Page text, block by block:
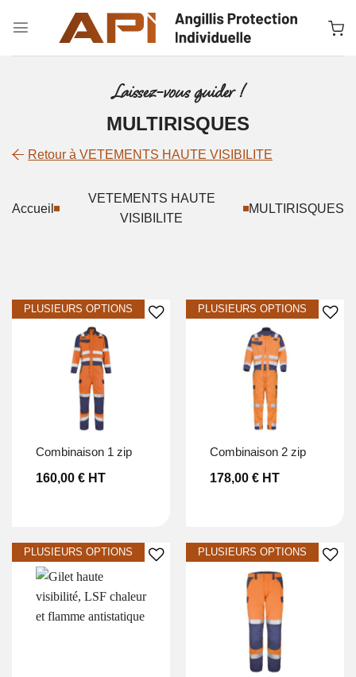
Laissez-vous guider !
MULTIRISQUES
Retour à VETEMENTS HAUTE VISIBILITE
Accueil
VETEMENTS HAUTE
VISIBILITE
MULTIRISQUES
Ajouter à la liste d’envies
combinaison 1 zip
160,00 €HT
Ajouter à la liste d’envies
combinaison 2 zip
178,00 €HT
Ajouter à la liste d’envies Ajouter à la liste d’envies